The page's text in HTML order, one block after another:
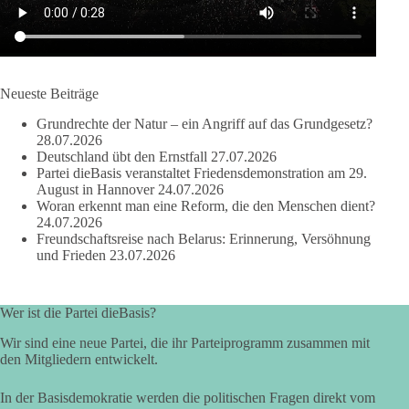
bleiben, statt in die Kontrolle von Lobby-Organisationen oder
Investoren zu geraten.
#Bürgerbeteiligung
219 7 55
DieBasis
2 Tage(n) zuvor
als eine feste Koalition?
Eine Koalition bedeutet in der Regel gemeinsame
Regierungsverantwortung, feste Vereinbarungen und
dauerhafte Bindungen. Kooperation in Sachfragen bedeutet
Neueste Beiträge
Grundrechte der Natur – ein Angriff auf das Grundgesetz?
28.07.2026
Deutschland übt den Ernstfall 27.07.2026
Partei dieBasis veranstaltet Friedensdemonstration am 29.
August in Hannover 24.07.2026
Woran erkennt man eine Reform, die den Menschen dient?
24.07.2026
Freundschaftsreise nach Belarus: Erinnerung, Versöhnung
und Frieden 23.07.2026
Wer ist die Partei dieBasis?
Wir sind eine neue Partei, die ihr Parteiprogramm zusammen mit
den Mitgliedern entwickelt.
In der Basisdemokratie werden die politischen Fragen direkt vom